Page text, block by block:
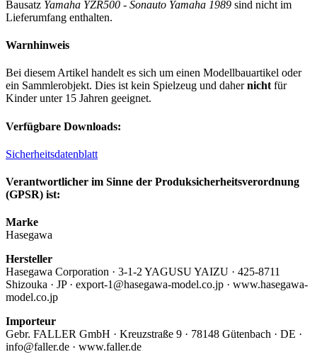
Bausatz Yamaha YZR500 - Sonauto Yamaha 1989 sind nicht im
Lieferumfang enthalten.
Warnhinweis
Bei diesem Artikel handelt es sich um einen Modellbauartikel oder
ein Sammlerobjekt. Dies ist kein Spielzeug und dahernicht für
Kinder unter 15 Jahren geeignet.
Verfügbare Downloads:
Sicherheitsdatenblatt
Verantwortlicher im Sinne der Produksicherheitsverordnung
(GPSR) ist:
Marke
Hasegawa
Hersteller
Hasegawa Corporation · 3-1-2 YAGUSU YAIZU · 425-8711
Shizouka · JP · export-1@hasegawa-model.co.jp · www.hasegawa-
model.co.jp
Importeur
Gebr. FALLER GmbH · Kreuzstraße 9 · 78148 Gütenbach · DE ·
info@faller.de · www.faller.de